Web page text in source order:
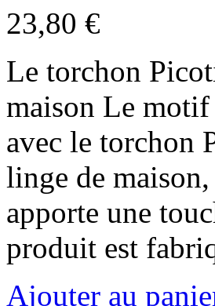
23,80 €
Le torchon
maison Le
avec le torchon
linge de
apporte une
produit est
Ajouter au